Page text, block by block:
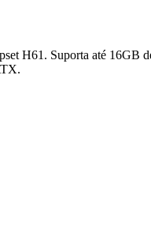
H61. Suporta até 16GB